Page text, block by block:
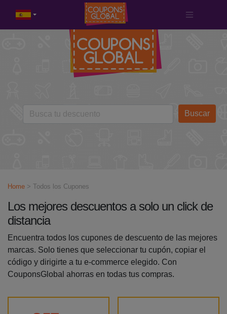
Buscar
Home > Todos los Cupones
Los mejores descuentos a solo un click de
distancia
Encuentra todos los cupones de descuento de las mejores
marcas. Solo tienes que seleccionar tu cupón, copiar el
código y dirigirte a tu e-commerce elegido. Con
CouponsGlobal ahorras en todas tus compras.